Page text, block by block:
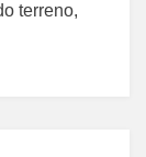
terreno,